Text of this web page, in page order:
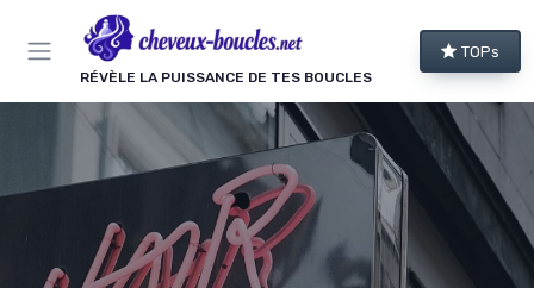
RÉVÈLE LA PUISSANCE DE TES BOUCLES
TOPs
Panneau de gestion des cookies